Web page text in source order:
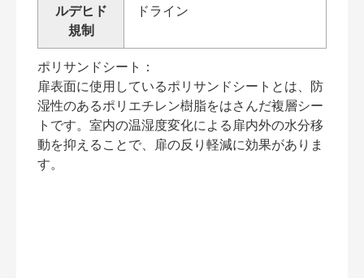
ルデヒド
規制
ドライン
ポリサンドシート：
扉表面に使用しているポリサンドシートとは、防
湿性のあるポリエチレン樹脂をはさんだ複層シー
トです。室内の温湿度変化による扉内外の水分移
動を抑えることで、扉の反り軽減に効果がありま
す。